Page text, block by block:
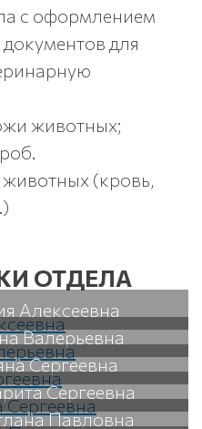
с оформлением
для
животных;
(кровь,
ОТДЕЛА
Алексеевна
Валерьевна
Сергеевна
Сергеевна
Павловна